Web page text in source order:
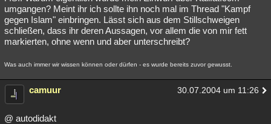
umgangen? Meint ihr ich sollte ihn noch mal im Thread "Kampf
gegen Islam" einbringen. Lässt sich aus dem Stillschweigen
schließen, dass ihr deren Aussagen, vor allem die von mir fett
markierten, ohne wenn und aber unterschreibt?
Was auch immer wir wissen können oder dürfen - es wurde bereits zuvor gewusst.
camuur 30.07.2004 um 11:26
@ autodidakt